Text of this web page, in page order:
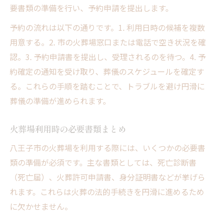
要書類の準備を行い、予約申請を提出します。
予約の流れは以下の通りです。1. 利用日時の候補を複数
用意する。2. 市の火葬場窓口または電話で空き状況を確
認。3. 予約申請書を提出し、受理されるのを待つ。4. 予
約確定の通知を受け取り、葬儀のスケジュールを確定す
る。これらの手順を踏むことで、トラブルを避け円滑に
葬儀の準備が進められます。
火葬場利用時の必要書類まとめ
八王子市の火葬場を利用する際には、いくつかの必要書
類の準備が必須です。主な書類としては、死亡診断書
（死亡届）、火葬許可申請書、身分証明書などが挙げら
れます。これらは火葬の法的手続きを円滑に進めるため
に欠かせません。